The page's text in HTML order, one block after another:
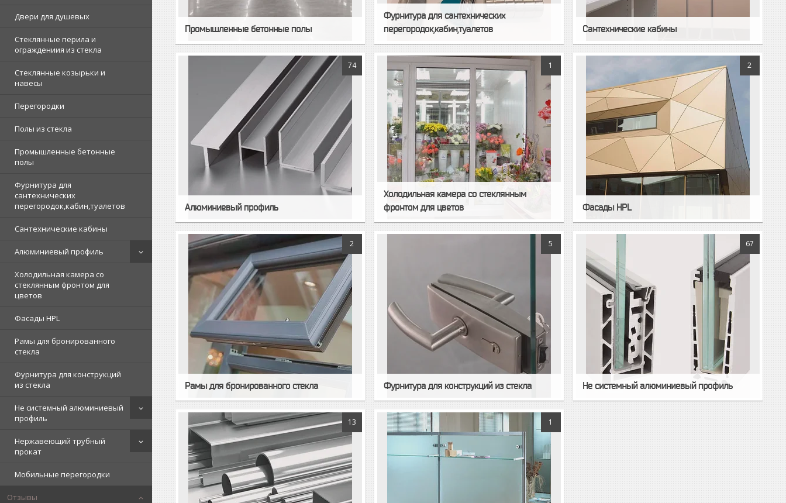
Двери для душевых
Стеклянные перила и
ограждениия из стекла
Стеклянные козырьки и
навесы
Перегородки
Полы из стекла
Промышленные бетонные
полы
Фурнитура для
сантехнических
перегородок,кабин,туалетов
Сантехнические кабины
Алюминиевый профиль
Холодильная камера со
стеклянным фронтом для
цветов
Фасады HPL
Рамы для бронированного
стекла
Фурнитура для конструкций
из стекла
Не системный алюминиевый
профиль
Нержавеющий трубный
прокат
Мобильные перегородки
Отзывы
Промышленные бетонные полы
Фурнитура для сантехнических
перегородок,кабин,туалетов
Сантехнические кабины
74
Алюминиевый профиль
1
Холодильная камера со стеклянным
фронтом для цветов
2
Фасады HPL
2
Рамы для бронированного стекла
5
Фурнитура для конструкций из стекла
67
Не системный алюминиевый профиль
13 1